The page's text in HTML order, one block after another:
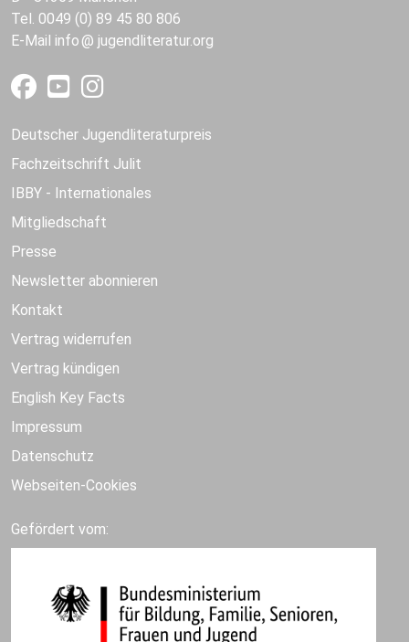
Tel. 0049 (0) 89 45 80 806
E-Mail info jugendliteratur.org
Deutscher Jugendliteraturpreis
Fachzeitschrift Julit
IBBY - Internationales
Mitgliedschaft
Presse
Newsletter abonnieren
Kontakt
Vertrag widerrufen
Vertrag kündigen
English Key Facts
Impressum
Datenschutz
Webseiten-Cookies
Gefördert vom: